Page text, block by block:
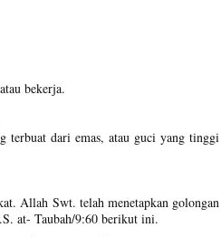
bekerja.
terbuat dari emas, atau guci yang tinggi
Allah Swt. telah menetapkan golongan
at- Taubah/9:60 berikut ini.